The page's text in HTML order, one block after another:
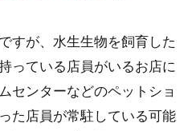
すが、水生生物を飼育した
っている店員がいるお店に
センターなどのペットショ
た店員が常駐している可能